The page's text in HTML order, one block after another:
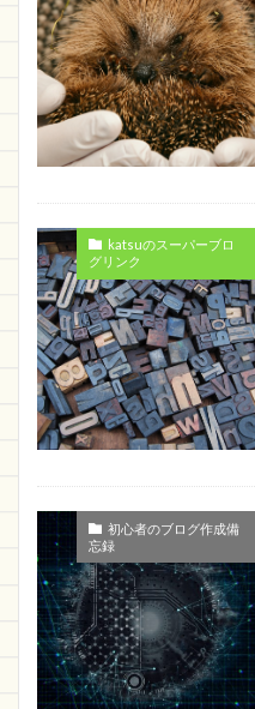
katsuのスーパーブロ
グリンク
初心者のブログ作成備
忘録